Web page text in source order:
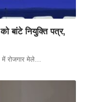
बांटे नियुक्ति पत्र,
में रोजगार मेले…